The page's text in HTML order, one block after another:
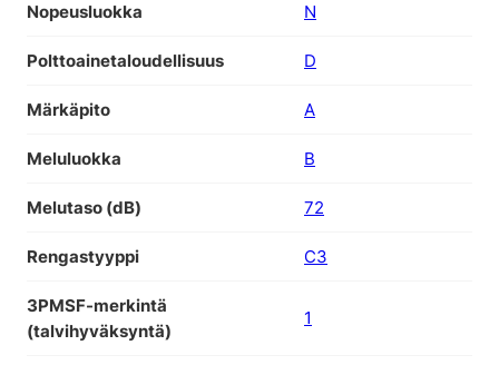
Nopeusluokka N
Polttoainetaloudellisuus D
Märkäpito A
Meluluokka B
Melutaso (dB) 72
Rengastyyppi C3
3PMSF-merkintä
(talvihyväksyntä)
1